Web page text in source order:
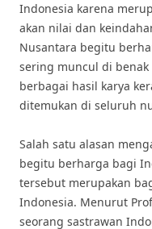
Indonesia karena
akan nilai dan
Nusantara begitu
sering muncul di
berbagai hasil karya
ditemukan di seluruh
Salah satu alasan
begitu berharga bagi
tersebut merupakan
Indonesia. Menurut
seorang sastrawan